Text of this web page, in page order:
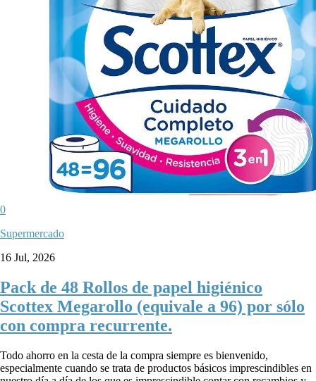
0
Supermercado
16 Jul, 2026
Pack de 48 Rollos de papel higiénico
Scottex Megarollo (equivale a 96) por sólo
con compra recurrente.
Todo ahorro en la cesta de la compra siempre es bienvenido,
especialmente cuando se trata de productos básicos imprescindibles en